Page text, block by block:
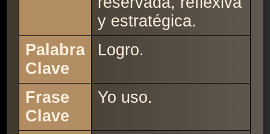
y estratégica.
Palabra
Clave
Logro.
Frase
Clave
Yo uso.